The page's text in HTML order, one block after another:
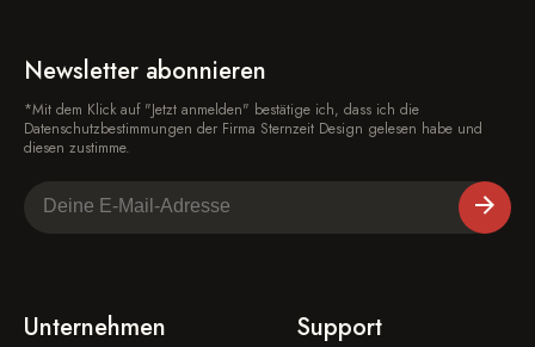
Newsletter abonnieren
*Mit dem Klick auf "Jetzt anmelden" bestätige ich, dass ich die
Datenschutzbestimmungen der Firma Sternzeit Design gelesen habe und
diesen zustimme.
Unternehmen Support